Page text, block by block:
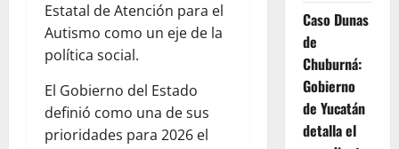
Estatal de Atención para el
Autismo como un eje de la
política social.
El Gobierno del Estado
definió como una de sus
prioridades para 2026 el
Caso Dunas
de
Chuburná:
Gobierno
de Yucatán
detalla el